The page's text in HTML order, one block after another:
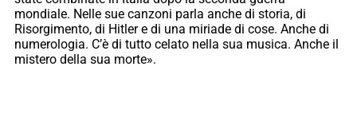
mondiale. Nelle sue canzoni parla anche di storia, di
Risorgimento, di Hitler e di una miriade di cose. Anche di
numerologia. C’è di tutto celato nella sua musica. Anche il
mistero della sua morte».